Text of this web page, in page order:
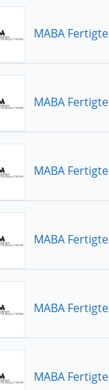
MABA
MABA
MABA
MABA
MABA
MABA